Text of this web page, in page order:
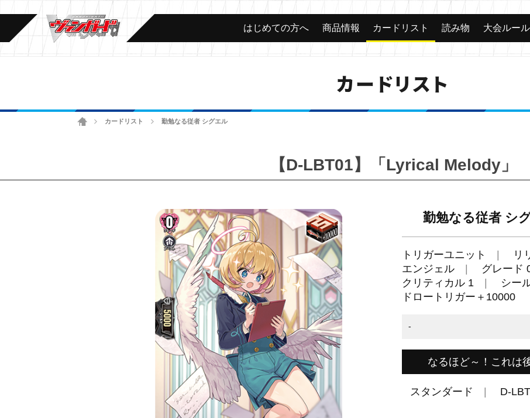
はじめての方へ 商品情報 カードリスト 読み物 大会ルール
カードリスト
ホームカードリスト 勤勉なる従者 シグエル
【D-LBT01】「Lyrical Melody」
勤勉なる従者 シ
トリガーユニット
リ
エンジェル
グレード
クリティカル 1
シー
ドロートリガー＋10000
-
なるほど～！これは
スタンダード D-